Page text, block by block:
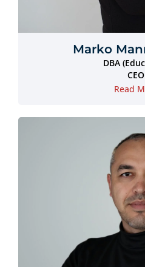
Marko
DBA
CEO
Read